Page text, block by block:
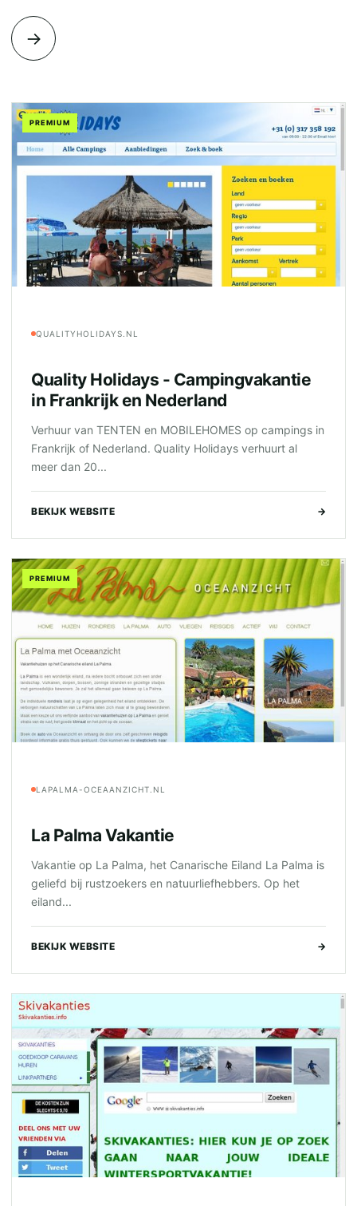
→
PREMIUM
QUALITYHOLIDAYS.NL
Quality Holidays - Campingvakantie
in Frankrijk en Nederland
Verhuur van TENTEN en MOBILEHOMES op campings in
Frankrijk of Nederland. Quality Holidays verhuurt al
meer dan 20...
BEKIJK WEBSITE →
PREMIUM
LAPALMA-OCEAANZICHT.NL
La Palma Vakantie
Vakantie op La Palma, het Canarische Eiland La Palma is
geliefd bij rustzoekers en natuurliefhebbers. Op het
eiland...
BEKIJK WEBSITE →